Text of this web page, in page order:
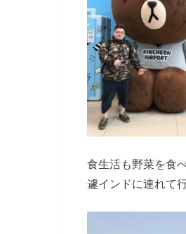
食生活も野菜を食
遽インドに連れて